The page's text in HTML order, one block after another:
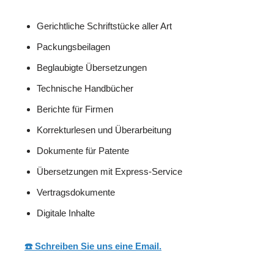
Gerichtliche Schriftstücke aller Art
Packungsbeilagen
Beglaubigte Übersetzungen
Technische Handbücher
Berichte für Firmen
Korrekturlesen und Überarbeitung
Dokumente für Patente
Übersetzungen mit Express-Service
Vertragsdokumente
Digitale Inhalte
☎️ Schreiben Sie uns eine Email.